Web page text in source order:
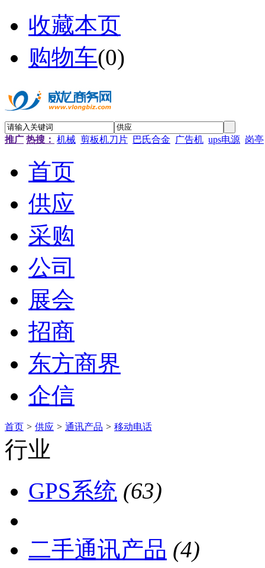
收藏本页
购物车(0)
推广 热搜： 机械 剪板机刀片 巴氏合金 广告机 ups电源 岗亭
首页
供应
采购
公司
展会
招商
东方商界
企信
首页 > 供应 > 通讯产品 > 移动电话
行业
GPS系统 (63)
二手通讯产品 (4)